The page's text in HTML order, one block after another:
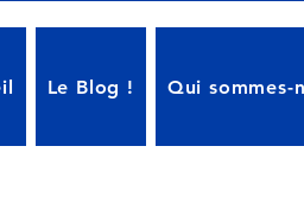
Le Blog ! Qui sommes-